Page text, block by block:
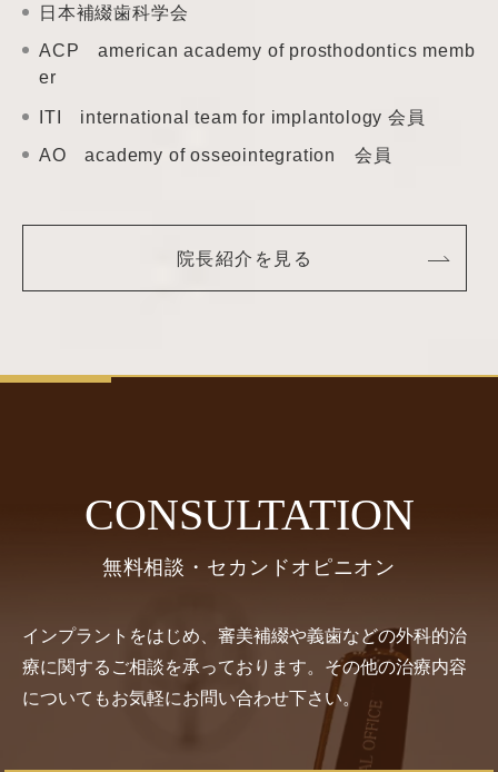
日本補綴歯科学会
ACP american academy of prosthodontics memb
er
ITI international teamfor implantology 会員
AO academy ofosseointegration 会員
院長紹介を見る
CONSULTATION
無料相談・セカンドオピニオン
インプラントをはじめ、審美補綴や義歯などの外科的治
療に関するご相談を承っております。その他の治療内容
についてもお気軽にお問い合わせ下さい。